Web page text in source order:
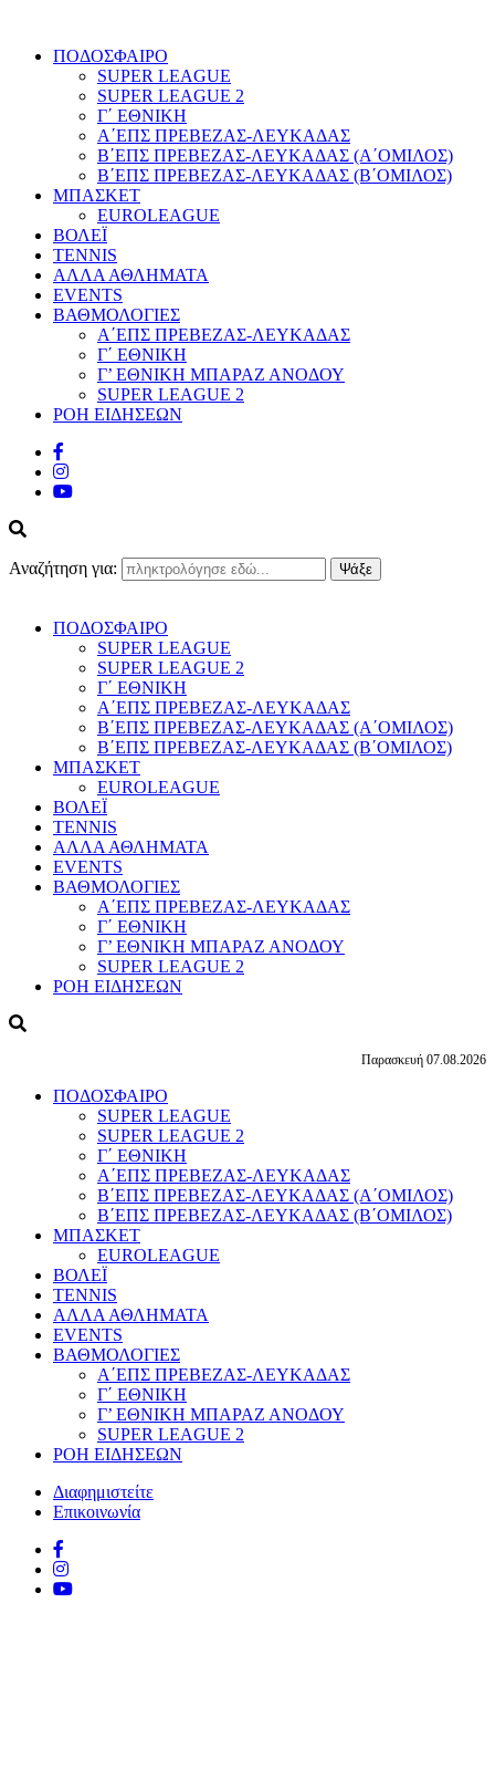
ΠΟΔΟΣΦΑΙΡΟ
SUPER LEAGUE
SUPER LEAGUE 2
Γ΄ ΕΘΝΙΚΗ
Α΄ΕΠΣ ΠΡΕΒΕΖΑΣ-ΛΕΥΚΑΔΑΣ
Β΄ΕΠΣ ΠΡΕΒΕΖΑΣ-ΛΕΥΚΑΔΑΣ (Α΄ΟΜΙΛΟΣ)
Β΄ΕΠΣ ΠΡΕΒΕΖΑΣ-ΛΕΥΚΑΔΑΣ (Β΄ΟΜΙΛΟΣ)
ΜΠΑΣΚΕΤ
EUROLEAGUE
ΒΟΛΕΪ
TENNIS
ΑΛΛΑ ΑΘΛΗΜΑΤΑ
EVENTS
ΒΑΘΜΟΛΟΓΙΕΣ
Α΄ΕΠΣ ΠΡΕΒΕΖΑΣ-ΛΕΥΚΑΔΑΣ
Γ΄ ΕΘΝΙΚΗ
Γ’ ΕΘΝΙΚΗ ΜΠΑΡΑΖ ΑΝΟΔΟΥ
SUPER LEAGUE 2
ΡΟΗ ΕΙΔΗΣΕΩΝ
Αναζήτηση για:
ΠΟΔΟΣΦΑΙΡΟ
SUPER LEAGUE
SUPER LEAGUE 2
Γ΄ ΕΘΝΙΚΗ
Α΄ΕΠΣ ΠΡΕΒΕΖΑΣ-ΛΕΥΚΑΔΑΣ
Β΄ΕΠΣ ΠΡΕΒΕΖΑΣ-ΛΕΥΚΑΔΑΣ (Α΄ΟΜΙΛΟΣ)
Β΄ΕΠΣ ΠΡΕΒΕΖΑΣ-ΛΕΥΚΑΔΑΣ (Β΄ΟΜΙΛΟΣ)
ΜΠΑΣΚΕΤ
EUROLEAGUE
ΒΟΛΕΪ
TENNIS
ΑΛΛΑ ΑΘΛΗΜΑΤΑ
EVENTS
ΒΑΘΜΟΛΟΓΙΕΣ
Α΄ΕΠΣ ΠΡΕΒΕΖΑΣ-ΛΕΥΚΑΔΑΣ
Γ΄ ΕΘΝΙΚΗ
Γ’ ΕΘΝΙΚΗ ΜΠΑΡΑΖ ΑΝΟΔΟΥ
SUPER LEAGUE 2
ΡΟΗ ΕΙΔΗΣΕΩΝ
Παρασκευή 07.08.2026
ΠΟΔΟΣΦΑΙΡΟ
SUPER LEAGUE
SUPER LEAGUE 2
Γ΄ ΕΘΝΙΚΗ
Α΄ΕΠΣ ΠΡΕΒΕΖΑΣ-ΛΕΥΚΑΔΑΣ
Β΄ΕΠΣ ΠΡΕΒΕΖΑΣ-ΛΕΥΚΑΔΑΣ (Α΄ΟΜΙΛΟΣ)
Β΄ΕΠΣ ΠΡΕΒΕΖΑΣ-ΛΕΥΚΑΔΑΣ (Β΄ΟΜΙΛΟΣ)
ΜΠΑΣΚΕΤ
EUROLEAGUE
ΒΟΛΕΪ
TENNIS
ΑΛΛΑ ΑΘΛΗΜΑΤΑ
EVENTS
ΒΑΘΜΟΛΟΓΙΕΣ
Α΄ΕΠΣ ΠΡΕΒΕΖΑΣ-ΛΕΥΚΑΔΑΣ
Γ΄ ΕΘΝΙΚΗ
Γ’ ΕΘΝΙΚΗ ΜΠΑΡΑΖ ΑΝΟΔΟΥ
SUPER LEAGUE 2
ΡΟΗ ΕΙΔΗΣΕΩΝ
Διαφημιστείτε
Επικοινωνία